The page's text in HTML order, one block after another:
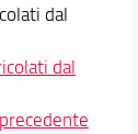
dal
dal